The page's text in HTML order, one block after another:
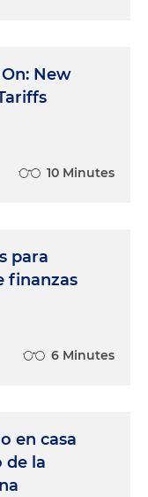
New
10 Minutes
para
finanzas
6 Minutes
en casa
de la